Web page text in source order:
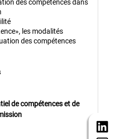
des compétences dans
les modalités
des compétences
de compétences et de